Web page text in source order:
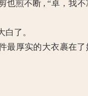
煎不断 , “卓，我不
了。
厚实的大衣裹在了